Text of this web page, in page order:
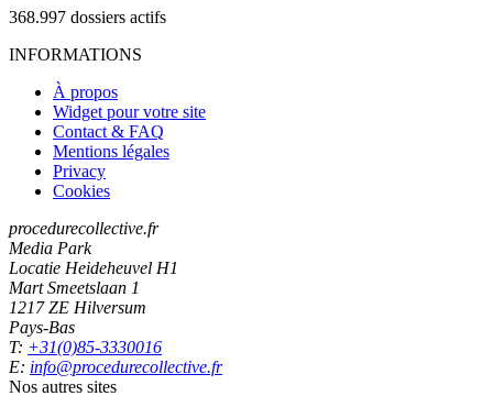
368.997 dossiers actifs
INFORMATIONS
À propos
Widget pour votre site
Contact & FAQ
Mentions légales
Privacy
Cookies
procedurecollective.fr
Media Park
Locatie Heideheuvel H1
Mart Smeetslaan 1
1217 ZE Hilversum
Pays-Bas
T: +31(0)85-3330016
E: info@procedurecollective.fr
Nos autres sites